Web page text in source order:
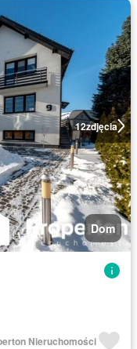
12zdjęcia
Dom
Nieruchomości